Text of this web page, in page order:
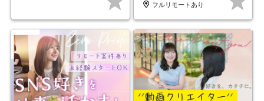
フルリモートあり